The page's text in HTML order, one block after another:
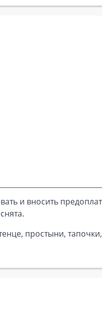
и вносить
простыни,